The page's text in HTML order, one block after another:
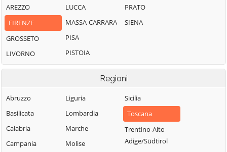
Dicomano
Empoli
Valdarno
Montespertoli
Palazzuolo sul
AREZZO
FIRENZE
GROSSETO
LIVORNO
LUCCA
MASSA-CARRARA
PISA
PISTOIA
PRATO
SIENA
Regioni
Abruzzo
Basilicata
Calabria
Campania
Liguria
Lombardia
Marche
Molise
Sicilia
Toscana
Trentino-Alto
Adige/Südtirol